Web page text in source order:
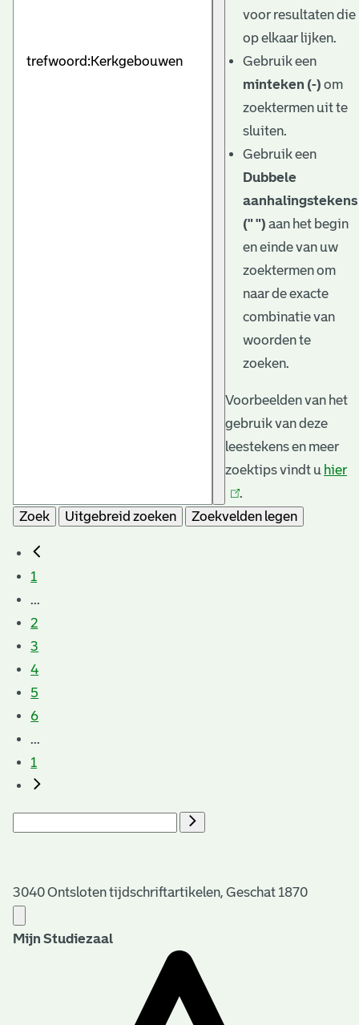
voor resultaten die
op elkaar lijken.
Gebruik een
minteken (-) om
zoektermen uit te
sluiten.
Gebruik een
Dubbele
aanhalingstekens
(" ") aan het begin
en einde van uw
zoektermen om
naar de exacte
combinatie van
woorden te
zoeken.
Voorbeelden van het
gebruik van deze
leestekens en meer
zoektips vindt u hier
.
Zoek
Uitgebreid zoeken Zoekvelden legen
1
...
2
3
4
5
6
...
1
3040 Ontsloten tijdschriftartikelen, Geschat 1870
Mijn Studiezaal